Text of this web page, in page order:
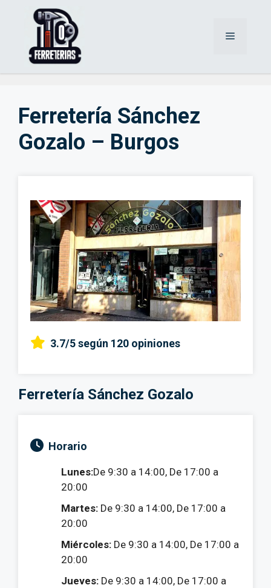
Menú
Ferretería Sánchez
Gozalo – Burgos
3.7/5según 120 opiniones
Ferretería Sánchez Gozalo
Horario
Lunes:De 9:30 a 14:00, De 17:00 a
20:00
Martes: De 9:30 a 14:00, De 17:00 a
20:00
Miércoles: De 9:30 a 14:00, De 17:00 a
20:00
Jueves: De 9:30 a 14:00, De 17:00 a